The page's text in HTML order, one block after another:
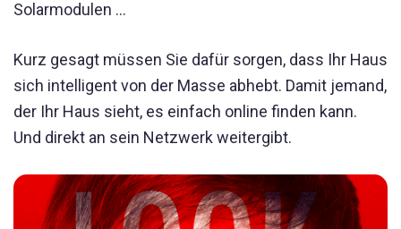
Solarmodulen …
Kurz gesagt müssen Sie dafür sorgen, dass Ihr Haus
sich intelligent von der Masse abhebt. Damit jemand,
der Ihr Haus sieht, es einfach online finden kann.
Und direkt an sein Netzwerk weitergibt.